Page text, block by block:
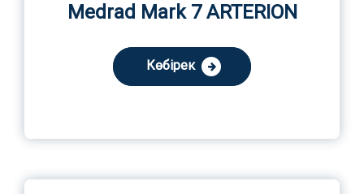
Medrad Mark 7 ARTERION
Көбірек